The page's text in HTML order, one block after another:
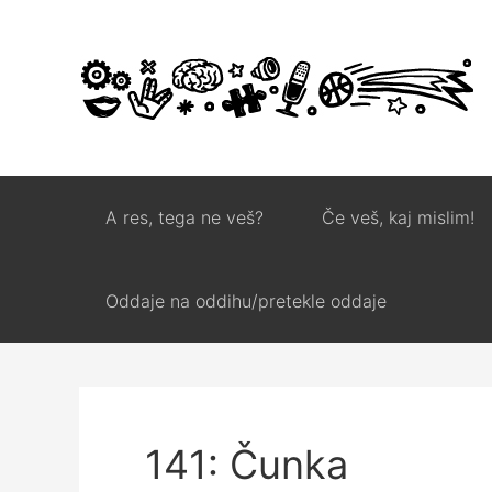
A res, tega ne veš? Če veš, kaj mislim!
Oddaje na oddihu/pretekle oddaje
141: Čunka